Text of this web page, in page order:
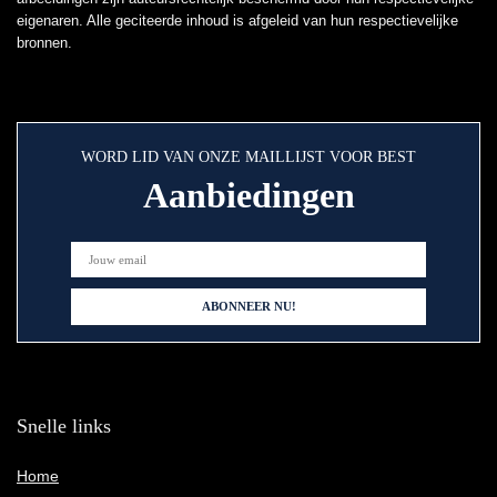
eigenaren. Alle geciteerde inhoud is afgeleid van hun respectievelijke
bronnen.
WORD LID VAN ONZE MAILLIJST VOOR BEST
Aanbiedingen
Snelle links
Home